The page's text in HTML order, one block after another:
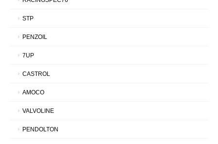
STP
PENZOIL
7UP
CASTROL
AMOCO
VALVOLINE
PENDOLTON